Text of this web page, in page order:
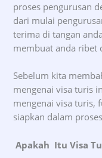
proses pengurusan
dari mulai
terima di tangan
membuat anda ribet
Sebelum kita
mengenai visa turis
mengenai visa turis,
siapkan dalam
Apakah Itu Visa